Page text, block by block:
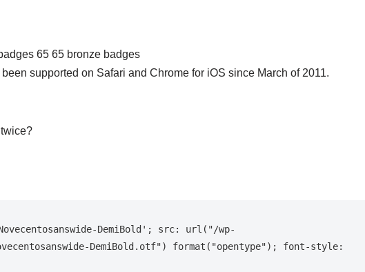
65 65 bronze badges
supported on Safari and Chrome for iOS since March of 2011.
DemiBold'; src: url("/wp-
DemiBold.otf") format("opentype"); font-style: